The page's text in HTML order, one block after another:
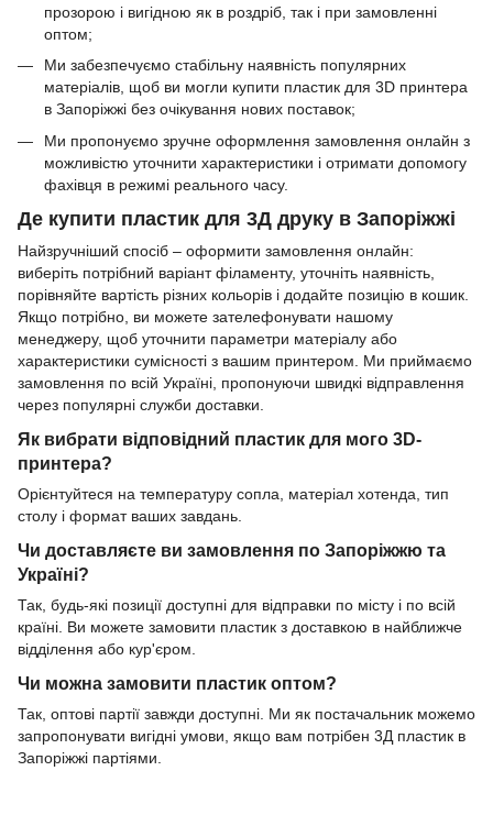
прозорою і вигідною як в роздріб, так і при замовленні
оптом;
Ми забезпечуємо стабільну наявність популярних
матеріалів, щоб ви могли купити пластик для 3D принтера
в Запоріжжі без очікування нових поставок;
Ми пропонуємо зручне оформлення замовлення онлайн з
можливістю уточнити характеристики і отримати допомогу
фахівця в режимі реального часу.
Де купити пластик для 3Д друку в Запоріжжі
Найзручніший спосіб – оформити замовлення онлайн:
виберіть потрібний варіант філаменту, уточніть наявність,
порівняйте вартість різних кольорів і додайте позицію в кошик.
Якщо потрібно, ви можете зателефонувати нашому
менеджеру, щоб уточнити параметри матеріалу або
характеристики сумісності з вашим принтером. Ми приймаємо
замовлення по всій Україні, пропонуючи швидкі відправлення
через популярні служби доставки.
Як вибрати відповідний пластик для мого 3D-
принтера?
Орієнтуйтеся на температуру сопла, матеріал хотенда, тип
столу і формат ваших завдань.
Чи доставляєте ви замовлення по Запоріжжю та
Україні?
Так, будь-які позиції доступні для відправки по місту і по всій
країні. Ви можете замовити пластик з доставкою в найближче
відділення або кур'єром.
Чи можна замовити пластик оптом?
Так, оптові партії завжди доступні. Ми як постачальник можемо
запропонувати вигідні умови, якщо вам потрібен 3Д пластик в
Запоріжжі партіями.